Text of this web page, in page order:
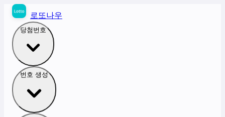
로또나우
당첨번호
번호 생성